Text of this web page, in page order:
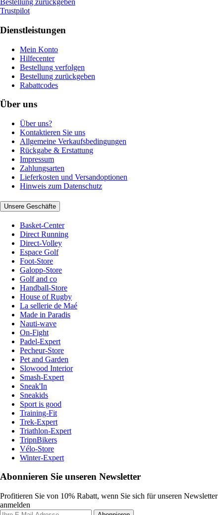
Bestellung zurückgeben
Trustpilot
Dienstleistungen
Mein Konto
Hilfecenter
Bestellung verfolgen
Bestellung zurückgeben
Rabattcodes
Über uns
Über uns?
Kontaktieren Sie uns
Allgemeine Verkaufsbedingungen
Rückgabe & Erstattung
Impressum
Zahlungsarten
Lieferkosten und Versandoptionen
Hinweis zum Datenschutz
Unsere Geschäfte
Basket-Center
Direct Running
Direct-Volley
Espace Golf
Foot-Store
Galopp-Store
Golf and co
Handball-Store
House of Rugby
La sellerie de Maé
Made in Paradis
Nauti-wave
On-Fight
Padel-Expert
Pecheur-Store
Pet and Garden
Slowood Interior
Smash-Expert
Sneak'In
Sneakids
Sport is good
Training-Fit
Trek-Expert
Triathlon-Expert
TripnBikers
Vélo-Store
Winter-Expert
Abonnieren Sie unseren Newsletter
Profitieren Sie von 10% Rabatt, wenn Sie sich für unseren Newsletter
anmelden